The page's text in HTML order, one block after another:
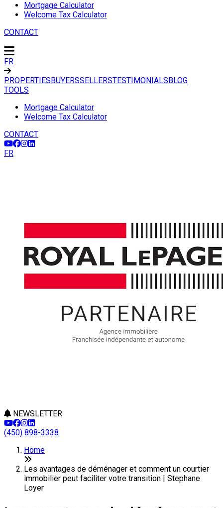
Mortgage Calculator
Welcome Tax Calculator
CONTACT
FR
PROPERTIESBUYERSSELLERSTESTIMONIALSBLOG
TOOLS
Mortgage Calculator
Welcome Tax Calculator
CONTACT
FR
NEWSLETTER
(450) 898-3338
Home
Les avantages de déménager et comment un courtier
immobilier peut faciliter votre transition | Stephane
Loyer